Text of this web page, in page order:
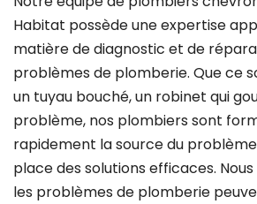
Habitat possède une expertise
matière de diagnostic et de
problèmes de plomberie. Que ce
un tuyau bouché, un robinet qui
problème, nos plombiers sont
rapidement la source du
place des solutions efficaces.
les problèmes de plomberie